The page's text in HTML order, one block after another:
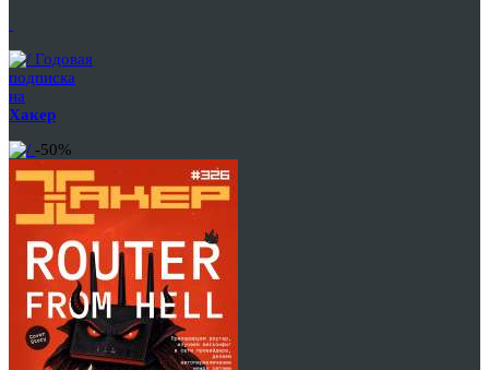
Годовая
подписка
на
Хакер
-50%